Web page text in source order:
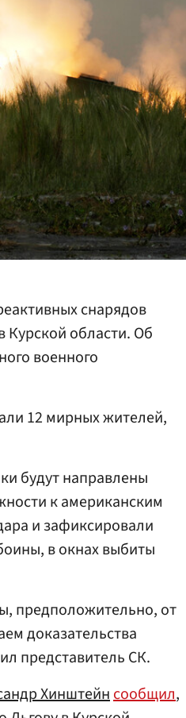
снарядов
Курской области. Об
военного
12 мирных жителей,
будут направлены
к американским
и зафиксировали
в окнах выбиты
предположительно, от
доказательства
представитель СК.
Хинштейнсообщил,